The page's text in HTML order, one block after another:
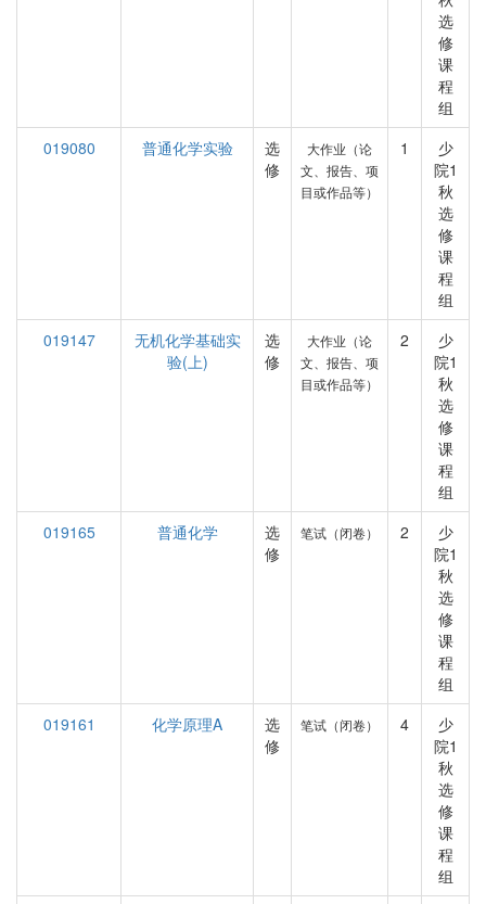
选
修
课
程
组
019080
普通化学实验
选
修
大作业（论
文、报告、项
目或作品等）
1
少
院1
秋
选
修
课
程
组
019147
无机化学基础实
验(上)
选
修
大作业（论
文、报告、项
目或作品等）
2
少
院1
秋
选
修
课
程
组
019165
普通化学
选
修
笔试（闭卷） 2
少
院1
秋
选
修
课
程
组
019161
化学原理A
选
修
笔试（闭卷） 4
少
院1
秋
选
修
课
程
组